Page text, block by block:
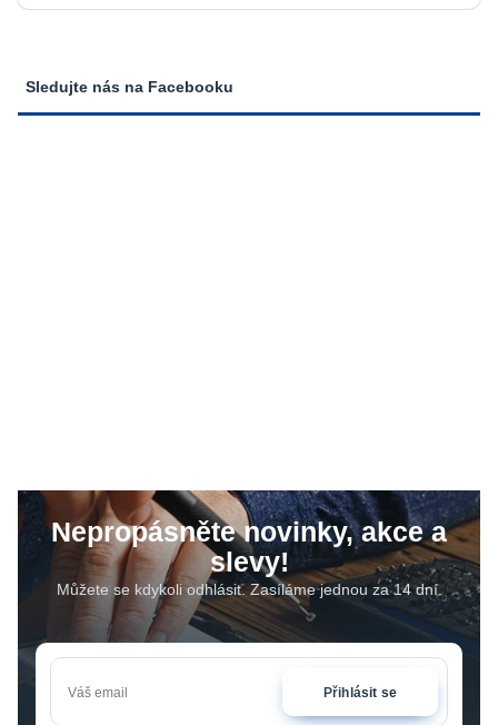
Sledujte nás na Facebooku
Nepropásněte novinky, akce a
slevy!
Můžete se kdykoli odhlásit. Zasíláme jednou za 14 dní.
Přihlásit se